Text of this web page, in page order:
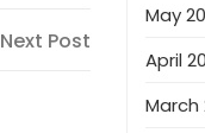
Next Post
May
April
March